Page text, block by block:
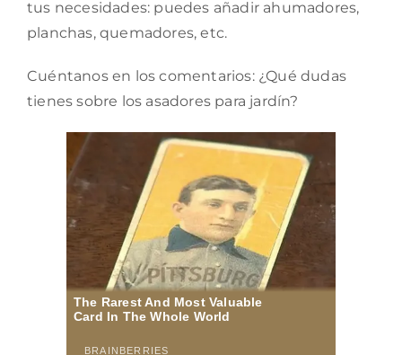
tus necesidades: puedes añadir ahumadores,
planchas, quemadores, etc.
Cuéntanos en los comentarios: ¿Qué dudas
tienes sobre los asadores para jardín?